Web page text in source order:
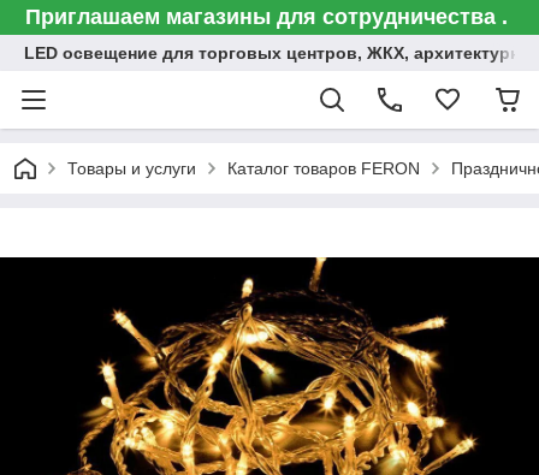
Приглашаем магазины для сотрудничества .
LED освещение для торговых центров, ЖКХ,
Товары и услуги Каталог товаров FERON